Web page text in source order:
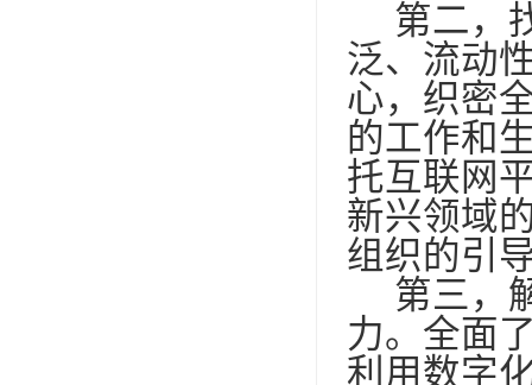
第二，
泛、流动
心，织密
的工作和
托互联网
新兴领域
组织的引
第三，
力。全面
利用数字